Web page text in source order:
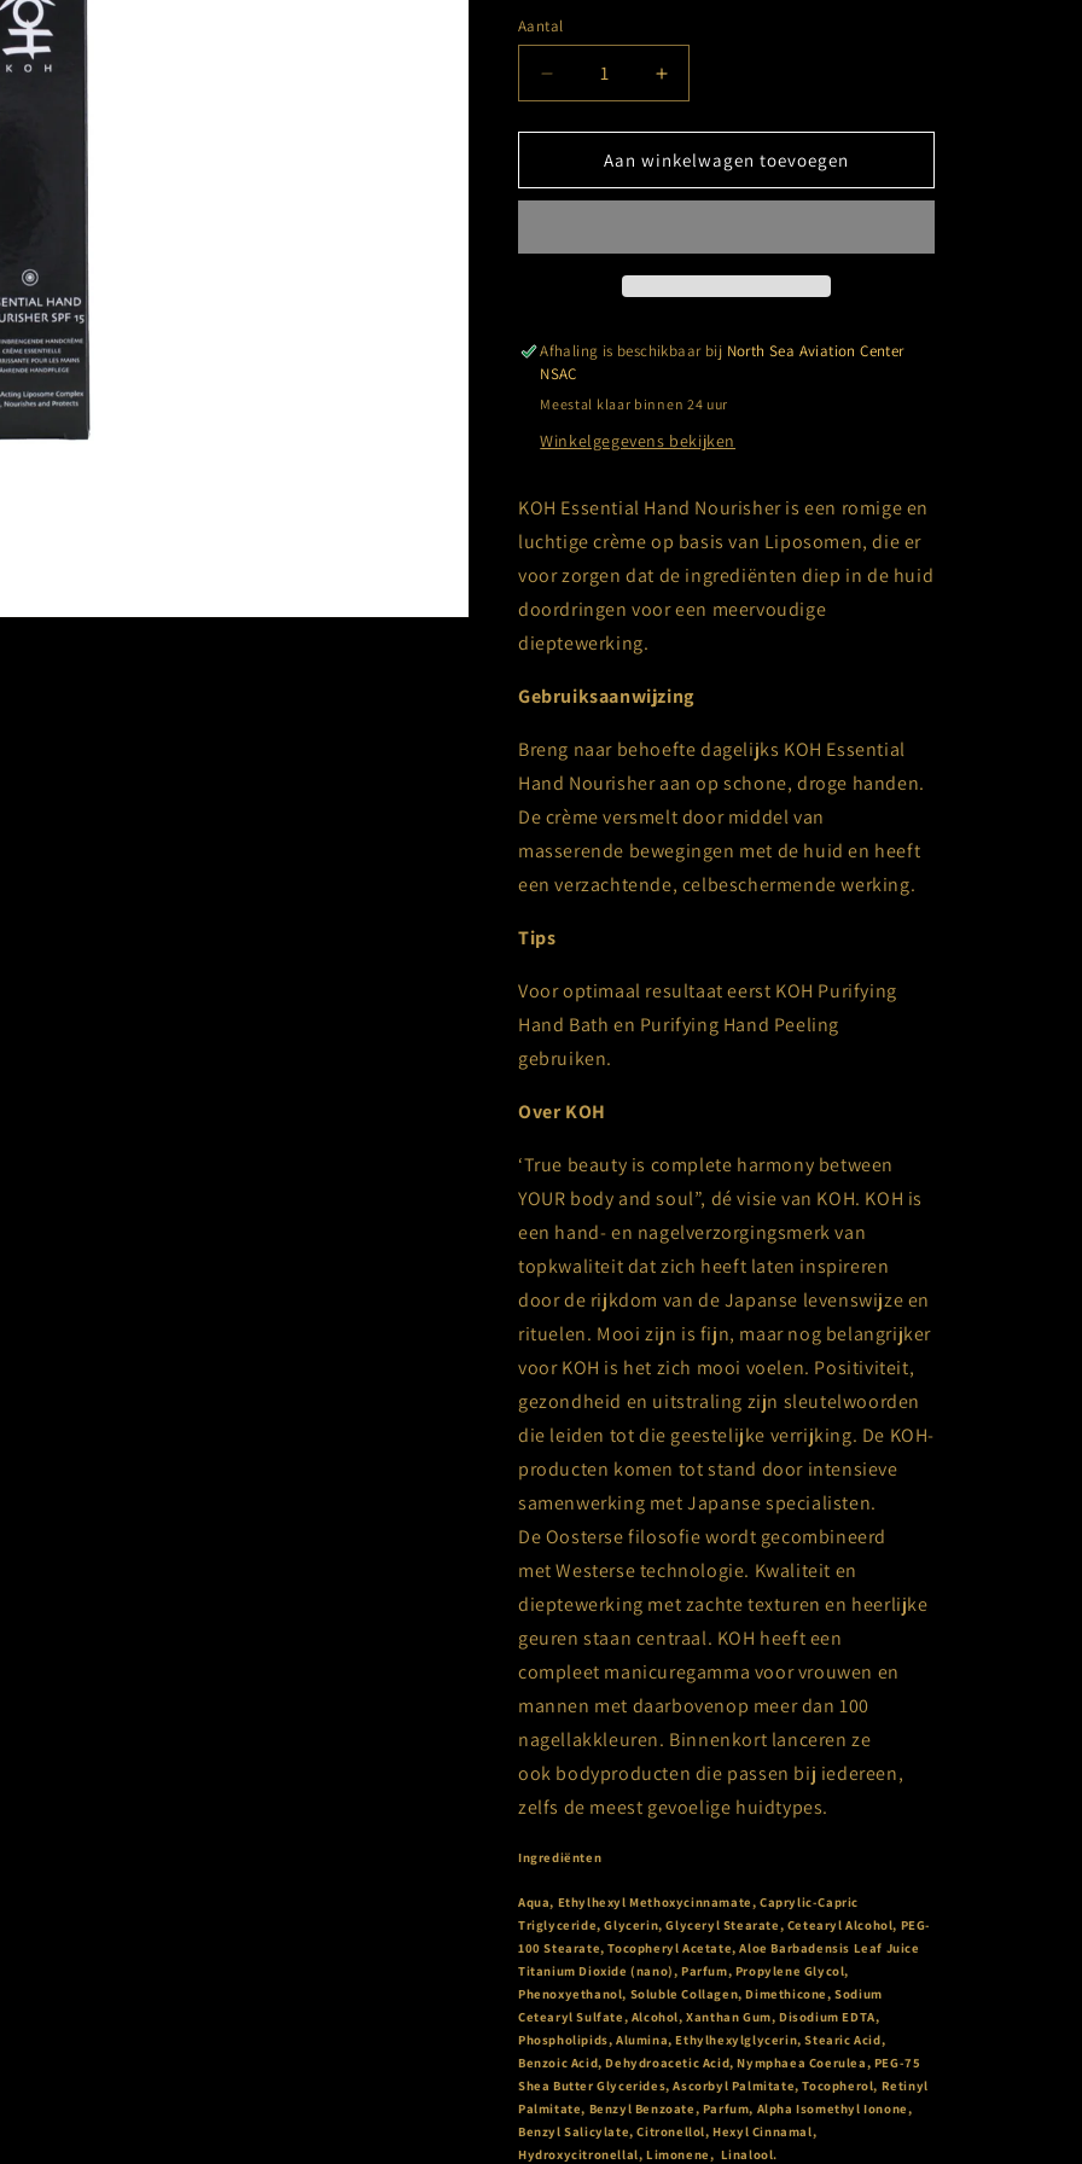
Aantal
Aantal
verlagen
voor
Essential
(50
Aantal
verhogen
voor
KOH
Essential
(50
Aan winkelwagen toevoegen
Afhaling is beschikbaar bij North Sea Aviation Center
NSAC
Meestal klaar binnen 24 uur
Winkelgegevens bekijken
KOH Essential Hand Nourisher is een romige en
luchtige crème op basis van Liposomen, die er
voor zorgen dat de ingrediënten diep in de huid
doordringen voor een meervoudige
dieptewerking.
Gebruiksaanwijzing
Breng naar behoefte dagelijks KOH Essential
Hand Nourisher aan op schone, droge handen.
De crème versmelt door middel van
masserende bewegingen met de huid en heeft
een verzachtende, celbeschermende werking.
Tips
Voor optimaal resultaat eerst KOH Purifying
Hand Bath en Purifying Hand Peeling
gebruiken.
Over KOH
‘True beauty is complete harmony between
YOUR body and soul”, dé visie van KOH. KOH is
een hand- en nagelverzorgingsmerk van
topkwaliteit dat zich heeft laten inspireren
door de rijkdom van de Japanse levenswijze en
rituelen. Mooi zijn is fijn, maar nog belangrijker
voor KOH is het zich mooi voelen. Positiviteit,
gezondheid en uitstraling zijn sleutelwoorden
die leiden tot die geestelijke verrijking. De KOH-
producten komen tot stand door intensieve
samenwerking met Japanse specialisten.
De Oosterse filosofie wordt gecombineerd
met Westerse technologie. Kwaliteit en
dieptewerking met zachte texturen en heerlijke
geuren staan centraal. KOH heeft een
compleet manicuregamma voor vrouwen en
mannen met daarbovenop meer dan 100
nagellakkleuren. Binnenkort lanceren ze
ook bodyproducten die passen bij iedereen,
zelfs de meest gevoelige huidtypes.
Ingrediënten
Aqua, Ethylhexyl Methoxycinnamate, Caprylic-Capric
Triglyceride, Glycerin, Glyceryl Stearate, Cetearyl Alcohol, PEG-
100 Stearate, Tocopheryl Acetate, Aloe Barbadensis Leaf Juice
Titanium Dioxide (nano), Parfum, Propylene Glycol,
Phenoxyethanol, Soluble Collagen, Dimethicone, Sodium
Cetearyl Sulfate, Alcohol, Xanthan Gum, Disodium EDTA,
Phospholipids, Alumina, Ethylhexylglycerin, Stearic Acid,
Benzoic Acid, Dehydroacetic Acid, Nymphaea Coerulea, PEG-75
Shea Butter Glycerides, Ascorbyl Palmitate, Tocopherol, Retinyl
Palmitate, Benzyl Benzoate, Parfum, Alpha Isomethyl Ionone,
Benzyl Salicylate, Citronellol, Hexyl Cinnamal,
Hydroxycitronellal, Limonene, Linalool.